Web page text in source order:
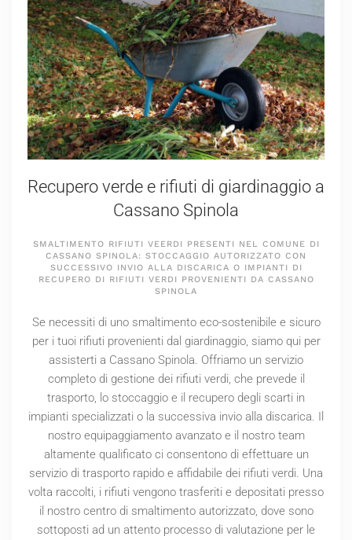
Recupero verde e rifiuti di giardinaggio a
Cassano Spinola
SMALTIMENTO RIFIUTI VEERDI PRESENTI NEL COMUNE DI
CASSANO SPINOLA: STOCCAGGIO AUTORIZZATO CON
SUCCESSIVO INVIO ALLA DISCARICA O IMPIANTI DI
RECUPERO DI RIFIUTI VERDI PROVENIENTI DA CASSANO
SPINOLA
Se necessiti di uno smaltimento eco-sostenibile e sicuro
per i tuoi rifiuti provenienti dal giardinaggio, siamo qui per
assisterti a Cassano Spinola. Offriamo un servizio
completo di gestione dei rifiuti verdi, che prevede il
trasporto, lo stoccaggio e il recupero degli scarti in
impianti specializzati o la successiva invio alla discarica. Il
nostro equipaggiamento avanzato e il nostro team
altamente qualificato ci consentono di effettuare un
servizio di trasporto rapido e affidabile dei rifiuti verdi. Una
volta raccolti, i rifiuti vengono trasferiti e depositati presso
il nostro centro di smaltimento autorizzato, dove sono
sottoposti ad un attento processo di valutazione per le